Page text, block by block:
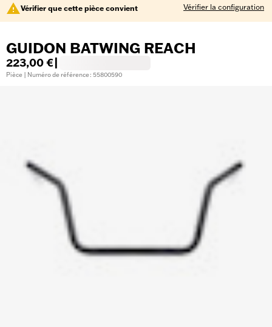
Vérifier que cette pièce convient Vérifier la configuration
GUIDON BATWING REACH
223,00 €
Pièce | Numéro de référence : 55800590